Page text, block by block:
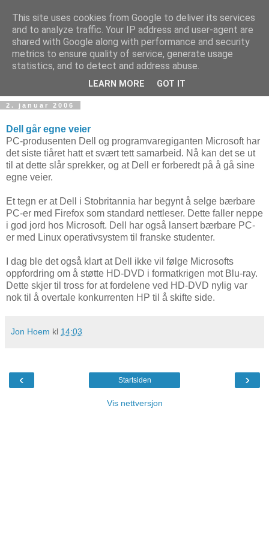
Teknologinyheter
2. januar 2006
Dell går egne veier
PC-produsenten Dell og programvaregiganten Microsoft har
det siste tiåret hatt et svært tett samarbeid. Nå kan det se ut
til at dette slår sprekker, og at Dell er forberedt på å gå sine
egne veier.
Et tegn er at Dell i Stobritannia har begynt å selge bærbare
PC-er med Firefox som standard nettleser. Dette faller neppe
i god jord hos Microsoft. Dell har også lansert bærbare PC-
er med Linux operativsystem til franske studenter.
I dag ble det også klart at Dell ikke vil følge Microsofts
oppfordring om å støtte HD-DVD i formatkrigen mot Blu-ray.
Dette skjer til tross for at fordelene ved HD-DVD nylig var
nok til å overtale konkurrenten HP til å skifte side.
Jon Hoem kl 14:03
‹ ›
Startsiden
Vis nettversjon
This site uses cookies from Google to deliver its services
and to analyze traffic. Your IP address and user-agent are
shared with Google along with performance and security
metrics to ensure quality of service, generate usage
statistics, and to detect and address abuse.
LEARN MORE GOT IT